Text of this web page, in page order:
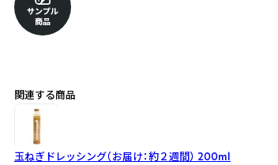
サンプル
商品
関連する商品
玉ねぎドレッシング（お届け：約２週間） 200ml